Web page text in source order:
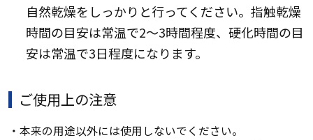
自然乾燥をしっかりと行ってください。指触乾燥
時間の目安は常温で2～3時間程度、硬化時間の目
安は常温で3日程度になります。
ご使用上の注意
・本来の用途以外には使用しないでください。